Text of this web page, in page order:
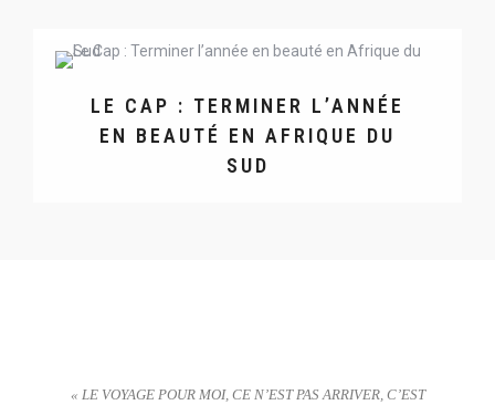
LE CAP : TERMINER L’ANNÉE
EN BEAUTÉ EN AFRIQUE DU
SUD
« LE VOYAGE POUR MOI, CE N’EST PAS ARRIVER, C’EST